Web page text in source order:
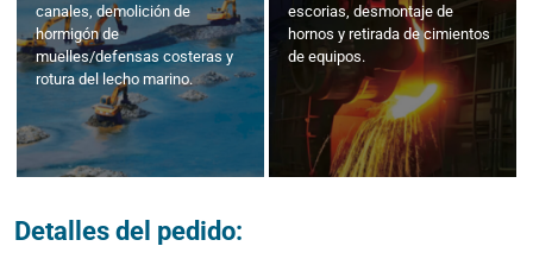
canales, demolición de
hormigón de
muelles/defensas costeras y
rotura del lecho marino.
escorias, desmontaje de
hornos y retirada de cimientos
de equipos.
Detalles del pedido: